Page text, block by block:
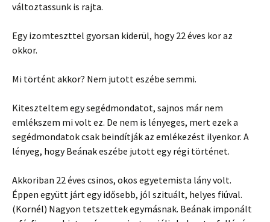
változtassunk is rajta.
Egy izomteszttel gyorsan kiderül, hogy 22 éves kor az
okkor.
Mi történt akkor? Nem jutott eszébe semmi.
Kiteszteltem egy segédmondatot, sajnos már nem
emlékszem mi volt ez. De nem is lényeges, mert ezek a
segédmondatok csak beindítják az emlékezést ilyenkor. A
lényeg, hogy Beának eszébe jutott egy régi történet.
Akkoriban 22 éves csinos, okos egyetemista lány volt.
Éppen együtt járt egy idősebb, jól szituált, helyes fiúval.
(Kornél) Nagyon tetszettek egymásnak. Beának imponált